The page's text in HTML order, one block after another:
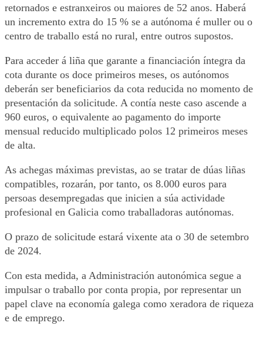
retornados e estranxeiros ou maiores de 52 anos. Haberá
un incremento extra do 15 % se a autónoma é muller ou o
centro de traballo está no rural, entre outros supostos.
Para acceder á liña que garante a financiación íntegra da
cota durante os doce primeiros meses, os autónomos
deberán ser beneficiarios da cota reducida no momento de
presentación da solicitude. A contía neste caso ascende a
960 euros, o equivalente ao pagamento do importe
mensual reducido multiplicado polos 12 primeiros meses
de alta.
As achegas máximas previstas, ao se tratar de dúas liñas
compatibles, rozarán, por tanto, os 8.000 euros para
persoas desempregadas que inicien a súa actividade
profesional en Galicia como traballadoras autónomas.
O prazo de solicitude estará vixente ata o 30 de setembro
de 2024.
Con esta medida, a Administración autonómica segue a
impulsar o traballo por conta propia, por representar un
papel clave na economía galega como xeradora de riqueza
e de emprego.